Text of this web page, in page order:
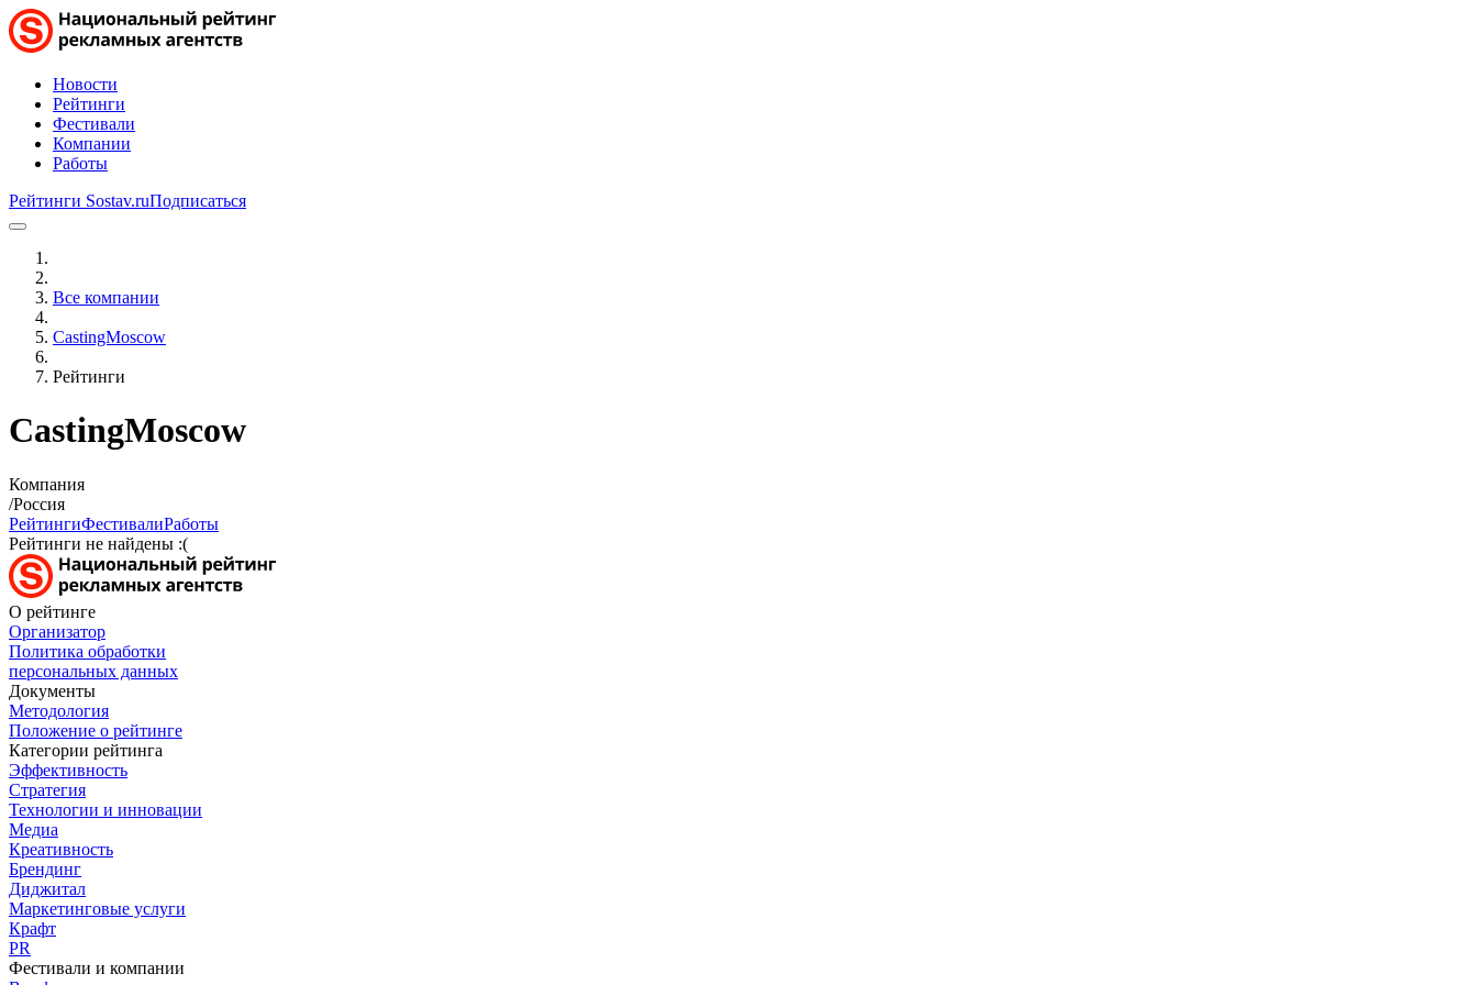
Новости
Рейтинги
Фестивали
Компании
Работы
Рейтинги Sostav.ruПодписаться
Все компании
CastingMoscow
Рейтинги
CastingMoscow
Компания
/Россия
РейтингиФестивалиРаботы
Рейтинги не найдены :(
О рейтинге
Организатор
Политика обработки
персональных данных
Документы
Методология
Положение о рейтинге
Категории рейтинга
Эффективность
Стратегия
Технологии и инновации
Медиа
Креативность
Брендинг
Диджитал
Маркетинговые услуги
Крафт
PR
Фестивали и компании